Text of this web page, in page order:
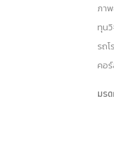
ภา
ทุน
รถ
คอ
มร